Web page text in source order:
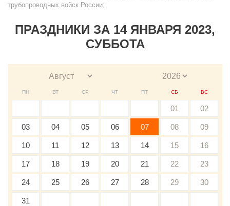
трубопроводных войск России;
ПРАЗДНИКИ ЗА 14 ЯНВАРЯ 2023,
СУББОТА
ПН ВТ СР ЧТ ПТ СБ ВС
01 02
03 04 05 06 07 08 09
10 11 12 13 14 15 16
17 18 19 20 21 22 23
24 25 26 27 28 29 30
31